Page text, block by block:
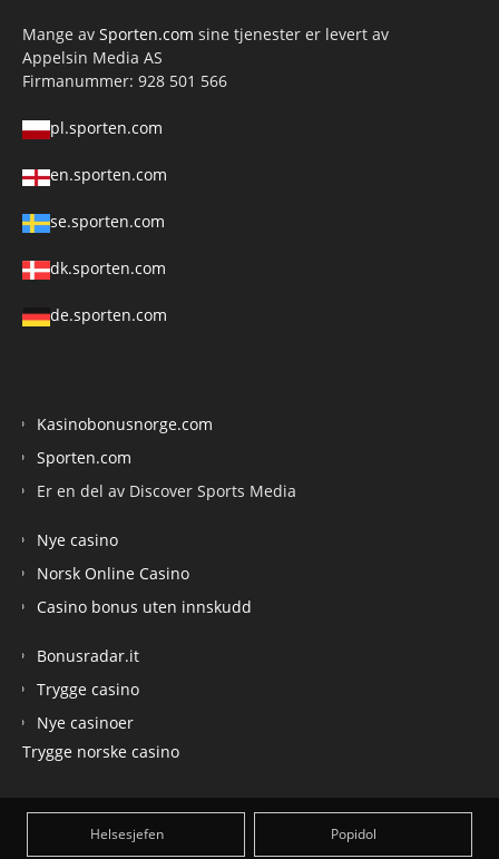
Mange av Sporten.com sine tjenester er levert av
Appelsin Media AS
Firmanummer: 928 501 566
pl.sporten.com
en.sporten.com
se.sporten.com
dk.sporten.com
de.sporten.com
Kasinobonusnorge.com
Sporten.com
Er en del av Discover Sports Media
Nye casino
Norsk Online Casino
Casino bonus uten innskudd
Bonusradar.it
Trygge casino
Nye casinoer
Trygge norske casino
Helsesjefen Popidol